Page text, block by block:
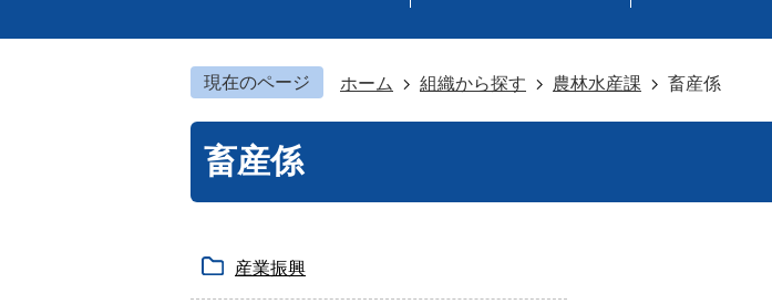
現在のページ ホーム 組織から探す 農林水産課 畜産係
畜産係
産業振興